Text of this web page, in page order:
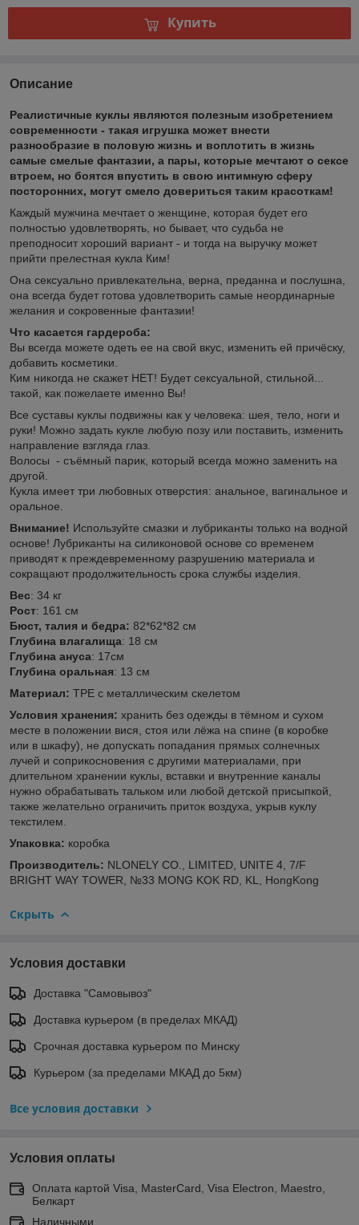
Купить
Описание
Реалистичные куклы являются полезным изобретением
современности - такая игрушка может внести
разнообразие в половую жизнь и воплотить в жизнь
самые смелые фантазии, а пары, которые мечтают о сексе
втроем, но боятся впустить в свою интимную сферу
посторонних, могут смело довериться таким красоткам!
Каждый мужчина мечтает о женщине, которая будет его
полностью удовлетворять, но бывает, что судьба не
преподносит хороший вариант - и тогда на выручку может
прийти прелестная кукла Ким!
Она сексуально привлекательна, верна, преданна и послушна,
она всегда будет готова удовлетворить самые неординарные
желания и сокровенные фантазии!
Что касается гардероба:
Вы всегда можете одеть ее на свой вкус, изменить ей причёску,
добавить косметики.
Ким никогда не скажет НЕТ! Будет сексуальной, стильной...
такой, как пожелаете именно Вы!
Все суставы куклы подвижны как у человека: шея, тело, ноги и
руки! Можно задать кукле любую позу или поставить, изменить
направление взгляда глаз.
Волосы - съёмный парик, который всегда можно заменить на
другой.
Кукла имеет три любовных отверстия: анальное, вагинальное и
оральное.
Внимание! Используйте смазки и лубриканты только на водной
основе! Лубриканты на силиконовой основе со временем
приводят к преждевременному разрушению материала и
сокращают продолжительность срока службы изделия.
Вес: 34 кг
Рост: 161 см
Бюст, талия и бедра: 82*62*82 см
Глубина влагалища: 18 см
Глубина ануса: 17см
Глубина оральная: 13 см
Материал: TPE с металлическим скелетом
Условия хранения: хранить без одежды в тёмном и сухом
месте в положении вися, стоя или лёжа на спине (в коробке
или в шкафу), не допускать попадания прямых солнечных
лучей и соприкосновения с другими материалами, при
длительном хранении куклы, вставки и внутренние каналы
нужно обрабатывать тальком или любой детской присыпкой,
также желательно ограничить приток воздуха, укрыв куклу
текстилем.
Упаковка: коробка
Производитель: NLONELY CO., LIMITED, UNITE 4, 7/F
BRIGHT WAY TOWER, №33 MONG KOK RD, KL, HongKong
Скрыть
Условия доставки
Доставка "Самовывоз"
Доставка курьером (в пределах МКАД)
Срочная доставка курьером по Минску
Курьером (за пределами МКАД до 5км)
Все условия доставки
Условия оплаты
Оплата картой Visa, MasterCard, Visa Electron, Maestro,
Белкарт
Наличными